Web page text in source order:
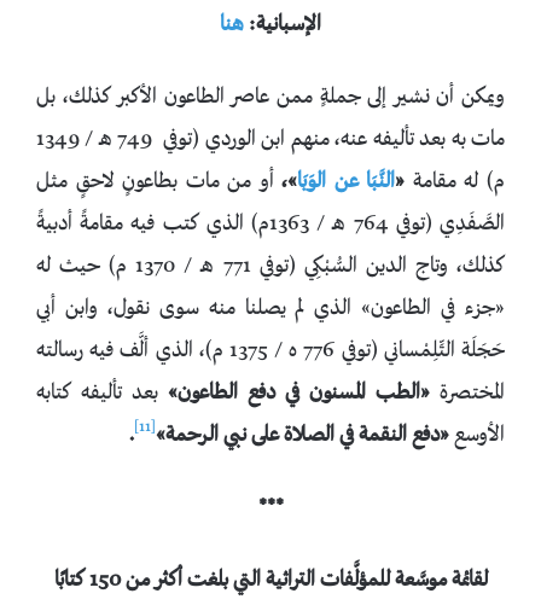
الإسبانية: هنا
ويمكن أن نشير إلى جملةٍ ممن عاصر الطاعون الأكبر كذلك، بل
مات به بعد تأليفه عنه، منهم ابن الوردي (توفي 749 هـ / 1349
م) له مقامة «النَّبَا عن الوَبَا»، أو من مات بطاعونٍ لاحقٍ مثل
الصَّفَدِي (توفي 764 هـ / 1363م) الذي كتب فيه مقامةً أدبيةً
كذلك، وتاج الدين السُّبْكِي (توفي 771 هـ / 1370 م) حيث له
«جزء في الطاعون» الذي لم يصلنا منه سوى نقول، وابن أبي
حَجَلَة التِّلِمْساني (توفي 776 ه / 1375 م)، الذي ألَّف فيه رسالته
المختصرة «الطب المسنون في دفع الطاعون» بعد تأليفه كتابه
الأوسع«دفع النقمة في الصلاة على نبي الرحمة»[11]
.
***
لقائمة موسَّعة للمؤلَّفاتالتراثية
التي بلغت أكثر من 150 كتابًا